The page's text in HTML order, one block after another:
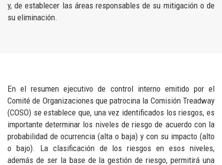
y, de establecer las áreas responsables de su mitigación o de
su eliminación.
En el resumen ejecutivo de control interno emitido por el
Comité de Organizaciones que patrocina la Comisión Treadway
(COSO) se establece que, una vez identificados los riesgos, es
importante determinar los niveles de riesgo de acuerdo con la
probabilidad de ocurrencia (alta o baja) y con su impacto (alto
o bajo). La clasificación de los riesgos en esos niveles,
además de ser la base de la gestión de riesgo, permitirá una